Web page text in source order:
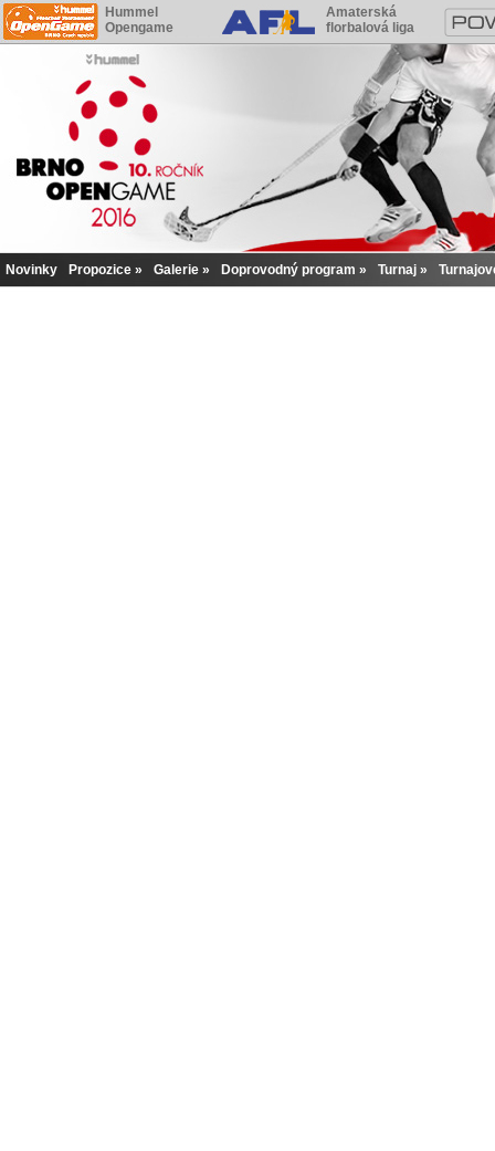
Hummel
Opengame
Amaterská
florbalová liga
Novinky Propozice Galerie Doprovodný program Turnaj